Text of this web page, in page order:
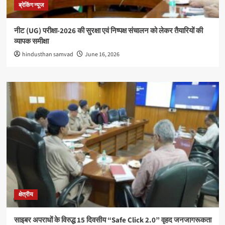
ब्रेकिंग न्यूज
नीट (UG) परीक्षा-2026 की सुरक्षा एवं निष्पक्ष संचालन को लेकर तैयारियों की
व्यापक समीक्षा
hindusthan samvad June 16, 2026
क्षेत्रीय
साइबर अपराधों के विरुद्ध 15 दिवसीय “Safe Click 2.0” वृहद जनजागरूकता